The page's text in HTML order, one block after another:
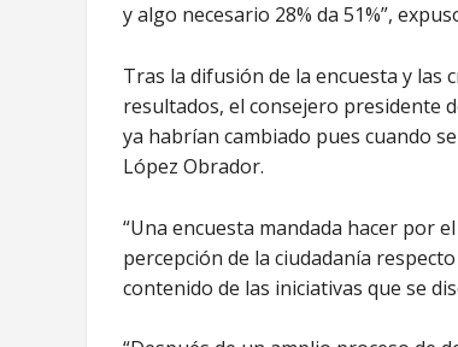
y algo necesario 28% da 51%”,
Tras la difusión de la encuesta y las
resultados, el consejero presidente
ya habrían cambiado pues cuando
López Obrador.
“Una encuesta mandada hacer por
percepción de la ciudadanía
contenido de las iniciativas que se